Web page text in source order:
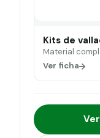
Kits de
Material
Ver ficha